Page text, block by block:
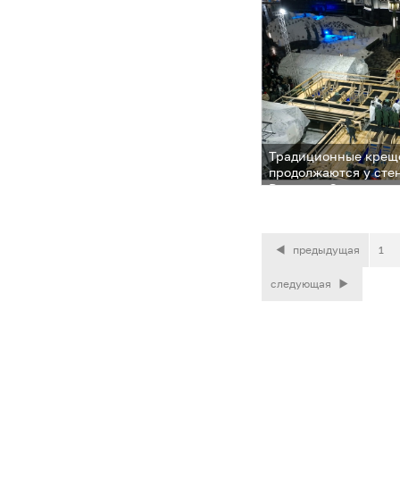
Традиционные
продолжаются у
России в
предыдущая 1
следующая